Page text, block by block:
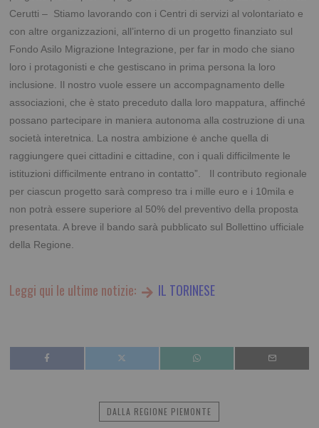
Cerutti – Stiamo lavorando con i Centri di servizi al volontariato e
con altre organizzazioni, all’interno di un progetto finanziato sul
Fondo Asilo Migrazione Integrazione, per far in modo che siano
loro i protagonisti e che gestiscano in prima persona la loro
inclusione.
Il nostro vuole essere un accompagnamento delle
associazioni, che è stato preceduto dalla loro mappatura, affinché
possano partecipare in maniera autonoma alla costruzione di una
società interetnica. La nostra ambizione ė anche quella di
raggiungere quei cittadini e cittadine, con i quali difficilmente le
istituzioni difficilmente entrano in contatto”. Il contributo regionale
per ciascun progetto sarà compreso tra i mille euro e i 10mila e
non potrà essere superiore al 50% del preventivo della proposta
presentata. A breve il bando sarà pubblicato sul Bollettino ufficiale
della Regione.
Leggi qui le ultime notizie: IL TORINESE
DALLA REGIONE PIEMONTE